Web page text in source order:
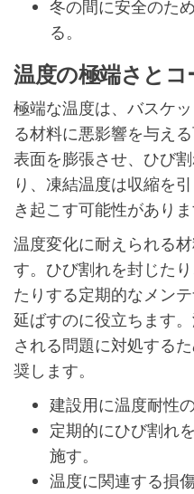
冬の間に安全のた
る。
温度の極端さと
極端な温度は、バスケ
る材料に悪影響を与え
表面を膨張させ、ひび
り、凍結温度は収縮を
き起こす可能性がありま
温度変化に耐えられる
す。ひび割れを封じた
たりする定期的なメン
延ばすのに役立ちます
される問題に対処する
奨します。
建設用に温度耐性
定期的にひび割れ
施す。
温度に関連する損